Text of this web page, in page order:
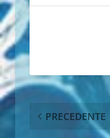
PRECEDENTE